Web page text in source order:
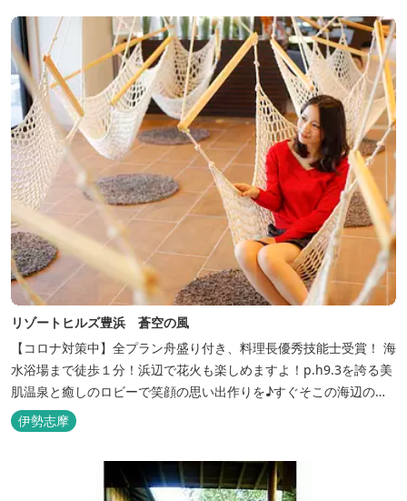
【密閉...
リゾートヒルズ豊浜 蒼空の風
【コロナ対策中】全プラン舟盛り付き、料理長優秀技能士受賞！ 海
水浴場まで徒歩１分！浜辺で花火も楽しめますよ！p.h9.3を誇る美
肌温泉と癒しのロビーで笑顔の思い出作りを♪すぐそこの海辺の高
台に建つ温泉宿
伊勢志摩